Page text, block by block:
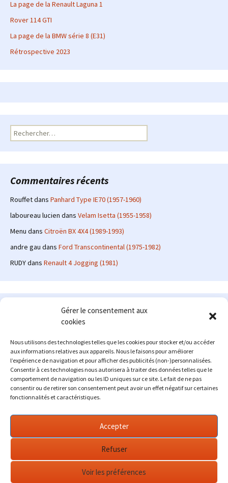
Gérer le consentement aux
cookies
Nous utilisons des technologies telles que les cookies pour stocker et/ou accéder
aux informations relatives aux appareils. Nous le faisons pour améliorer
l’expérience de navigation et pour afficher des publicités (non-)personnalisées.
Consentir à ces technologies nous autorisera à traiter des données telles que le
comportement de navigation ou les ID uniques sur ce site. Le fait de ne pas
consentir ou de retirer son consentement peut avoir un effet négatif sur certaines
fonctionnalités et caractéristiques.
Accepter
Refuser
Voir les préférences
La page de la Renault Laguna 1
Rover 114 GTI
La page de la BMW série 8 (E31)
Rétrospective 2023
Rechercher :
Commentaires récents
Rouffetdans Panhard Type IE70 (1957-1960)
laboureau lucien dans Velam Isetta (1955-1958)
Menu dans Citroën BX 4X4 (1989-1993)
andre gau dans Ford Transcontinental (1975-1982)
RUDYdans Renault 4 Jogging (1981)
Le site en quelques mots
: passionné d'automobile ancienne depuis de
nombreuses années, j'ai commencé à partager ma passion sur
internet à partir de 2009 au travers d'un blog qui a connu un relatif
succès. Fin 2013, je décide de prendre mon autonomie et me lancer
avec mon propre site : l'Automobile Ancienne.
Me contacter : alex(at)lautomobileancienne.com
Fièrement propulsé par WordPress